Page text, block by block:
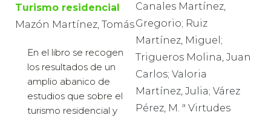
Turismo residencial
Mazón Martínez, Tomás
En el libro se recogen
los resultados de un
amplio abanico de
estudios que sobre el
turismo residencial y
Canales Martínez,
Gregorio; Ruiz
Martínez, Miguel;
Trigueros Molina, Juan
Carlos; Valoria
Martínez, Julia; Várez
Pérez, M. ª Virtudes